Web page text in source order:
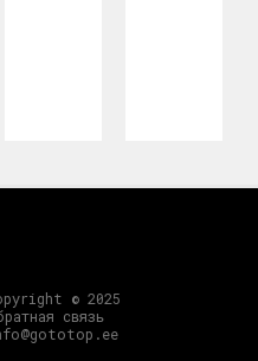
© 2025
связь